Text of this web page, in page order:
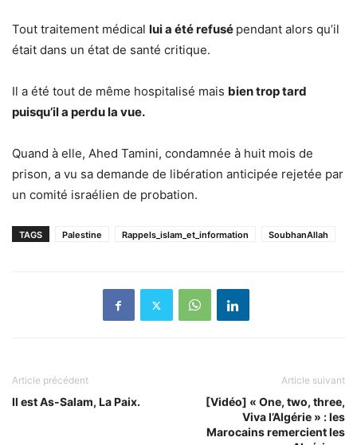
Tout traitement médical lui a été refusé pendant alors qu’il
était dans un état de santé critique.
Il a été tout de même hospitalisé mais bien trop tard
puisqu’il a perdu la vue.
Quand à elle, Ahed Tamini, condamnée à huit mois de
prison, a vu sa demande de libération anticipée rejetée par
un comité israélien de probation.
TAGS Palestine Rappels_islam_et_information SoubhanAllah
Article précédent
Il est As-Salam, La Paix.
Article suivant
[Vidéo] « One, two, three,
Viva l’Algérie » : les
Marocains remercient les